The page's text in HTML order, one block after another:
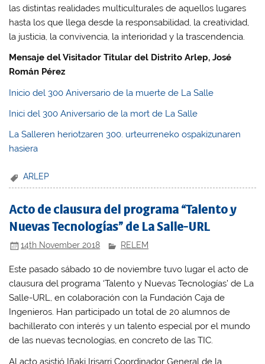
las distintas realidades multiculturales de aquellos lugares
hasta los que llega desde la responsabilidad, la creatividad,
la justicia, la convivencia, la interioridad y la trascendencia.
Mensaje del Visitador Titular del Distrito Arlep, José
Román Pérez
Inicio del 300 Aniversario de la muerte de La Salle
Inici del 300 Aniversario de la mort de La Salle
La Salleren heriotzaren 300. urteurreneko ospakizunaren
hasiera
ARLEP
Acto de clausura del programa “Talento y
Nuevas Tecnologías” de La Salle-URL
14th November 2018 RELEM
Este pasado sábado 10 de noviembre tuvo lugar el acto de
clausura del programa ‘Talento y Nuevas Tecnologías’ de La
Salle-URL, en colaboración con la Fundación Caja de
Ingenieros. Han participado un total de 20 alumnos de
bachillerato con interés y un talento especial por el mundo
de las nuevas tecnologías, en concreto de las TIC.
Al acto asistió Iñaki Irisarri Coordinador General de la